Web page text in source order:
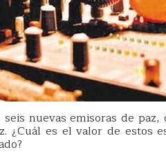
nuevas emisoras de paz,
¿Cuál es el valor de estos